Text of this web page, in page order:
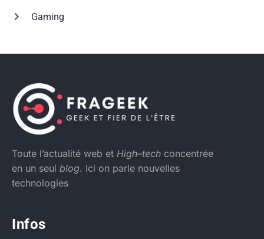
Gaming
Toute l’actualité web et High–tech concentrée
en un seul blog. Ici on parle nouvelles
technologies
Infos